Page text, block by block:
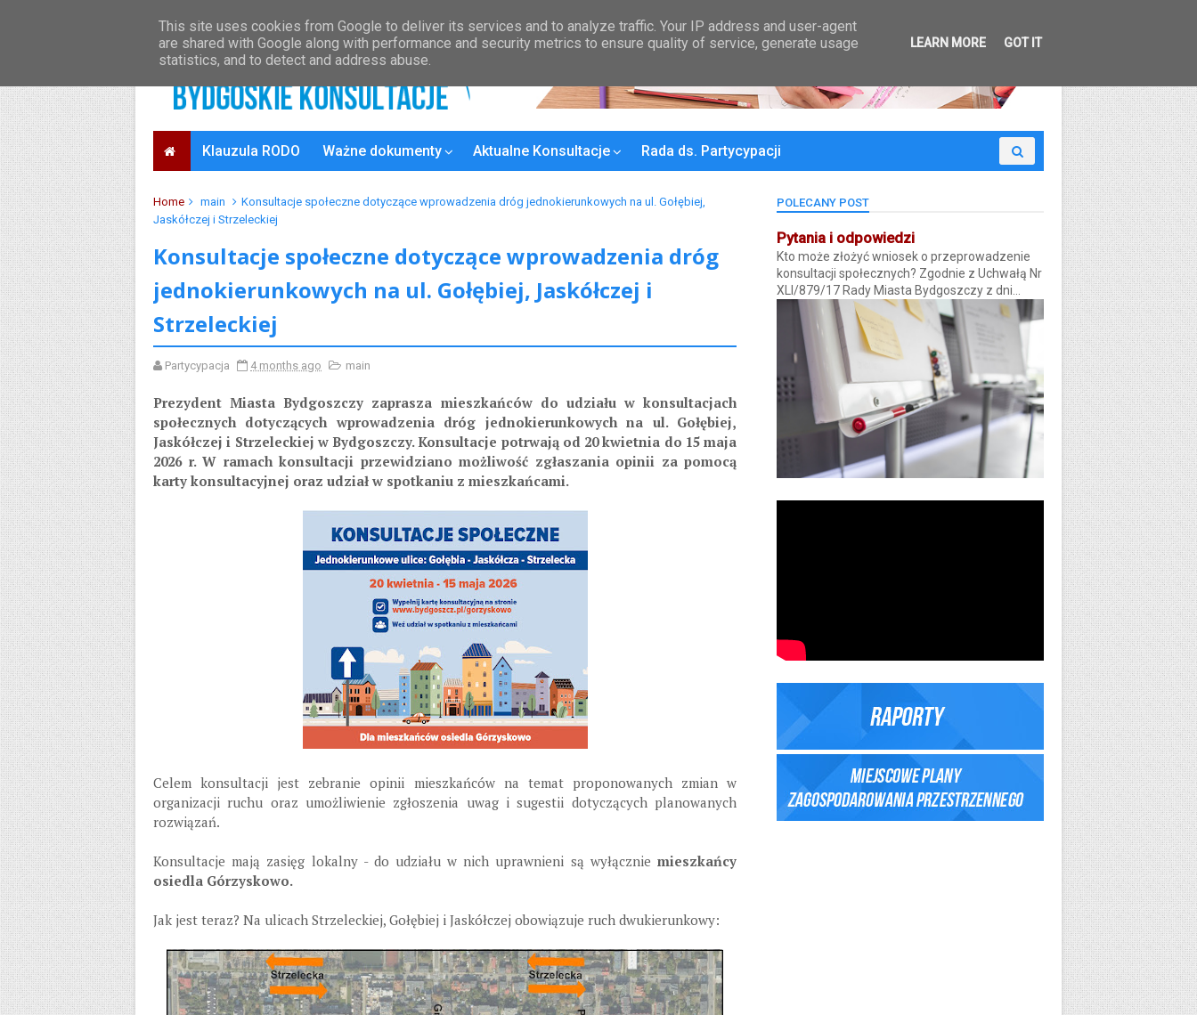
Klauzula RODO Ważne dokumenty Aktualne Konsultacje Rada ds. Partycypacji
Home main
Konsultacje społeczne dotyczące wprowadzenia dróg jednokierunkowych na ul. Gołębiej,
Jaskółczej i Strzeleckiej
Konsultacje społeczne dotyczące wprowadzenia dróg
jednokierunkowych na ul. Gołębiej, Jaskółczej i
Strzeleckiej
Partycypacja 4 months ago main
Prezydent Miasta Bydgoszczy zaprasza mieszkańców do udziału w konsultacjach
społecznych dotyczących wprowadzenia dróg jednokierunkowych na ul. Gołębiej,
Jaskółczej i Strzeleckiej w Bydgoszczy. Konsultacje potrwają od 20 kwietnia do 15 maja
2026 r. W ramach konsultacji przewidziano możliwość zgłaszania opinii za pomocą
karty konsultacyjnej oraz udział w spotkaniu z mieszkańcami.
Celem konsultacji jest zebranie opinii mieszkańców na temat proponowanych zmian w
organizacji ruchu oraz umożliwienie zgłoszenia uwag i sugestii dotyczących planowanych
rozwiązań.
Konsultacje mają zasięg lokalny - do udziału w nich uprawnieni są wyłącznie mieszkańcy
osiedla Górzyskowo.
Jak jest teraz? Na ulicach Strzeleckiej, Gołębiej i Jaskółczej obowiązuje ruch dwukierunkowy:
POLECANY POST
Pytania i odpowiedzi
Kto może złożyć wniosek o przeprowadzenie
konsultacji społecznych? Zgodnie z Uchwałą Nr
XLI/879/17 Rady Miasta Bydgoszczy z dni...
This site uses cookies from Google to deliver its services and to analyze traffic. Your IP address and user-agent
are shared with Google along with performance and security metrics to ensure quality of service, generate usage
statistics, and to detect and address abuse.
LEARN MORE GOT IT